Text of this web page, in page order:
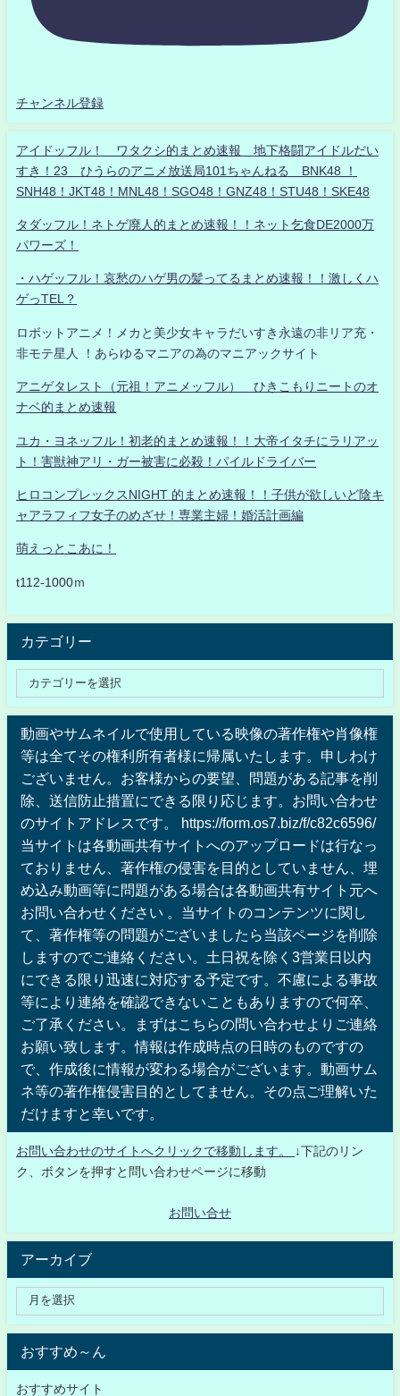
チャンネル登録
アイドッフル！ ワタクシ的まとめ速報 地下格闘アイドルだい
すき！23 ひうらのアニメ放送局101ちゃんねる BNK48 ！
SNH48！JKT48！MNL48！SGO48！GNZ48！STU48！SKE48
タダッフル！ネトゲ廃人的まとめ速報！！ネット乞食DE2000万
パワーズ！
・ハゲッフル！哀愁のハゲ男の髪ってるまとめ速報！！激しくハ
ゲっTEL？
ロボットアニメ！メカと美少女キャラだいすき永遠の非リア充・
非モテ星人 ！あらゆるマニアの為のマニアックサイト
アニゲタレスト（元祖！アニメッフル） ひきこもりニートのオ
ナベ的まとめ速報
ユカ・ヨネッフル！初老的まとめ速報！！大帝イタチにラリアッ
ト！害獣神アリ・ガー被害に必殺！パイルドライバー
ヒロコンプレックスNIGHT 的まとめ速報！！子供が欲しいど陰キ
ャアラフィフ女子のめざせ！専業主婦！婚活計画編
萌えっとこあに！
t112-1000ｍ
カテゴリー
動画やサムネイルで使用している映像の著作権や肖像権
等は全てその権利所有者様に帰属いたします。申しわけ
ございません。お客様からの要望、問題がある記事を削
除、送信防止措置にできる限り応じます。お問い合わせ
のサイトアドレスです。 https://form.os7.biz/f/c82c6596/
当サイトは各動画共有サイトへのアップロードは行なっ
ておりません、著作権の侵害を目的としていません、埋
め込み動画等に問題がある場合は各動画共有サイト元へ
お問い合わせください 。当サイトのコンテンツに関し
て、著作権等の問題がございましたら当該ページを削除
しますのでご連絡ください。土日祝を除く3営業日以内
にできる限り迅速に対応する予定です。不慮による事故
等により連絡を確認できないこともありますので何卒、
ご了承ください。まずはこちらの問い合わせよりご連絡
お願い致します。情報は作成時点の日時のものですの
で、作成後に情報が変わる場合がございます。動画サム
ネ等の著作権侵害目的としてません。その点ご理解いた
だけますと幸いです。
お問い合わせのサイトへクリックで移動します。
↓下記のリン
ク、ボタンを押すと問い合わせページに移動
お問い合せ
アーカイブ
おすすめ～ん
おすすめサイト